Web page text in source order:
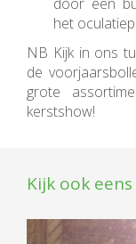
door een
het
NB Kijk in ons
de
grote
kerstshow!
Kijk ook